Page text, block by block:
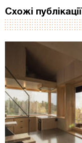
Схожі публікації